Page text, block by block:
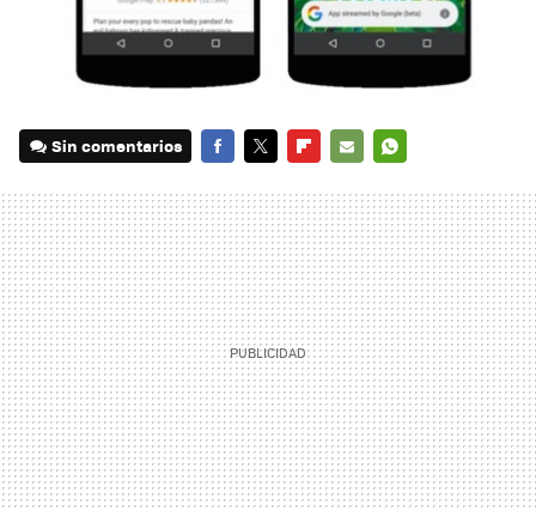
Sin comentarios
MAIL